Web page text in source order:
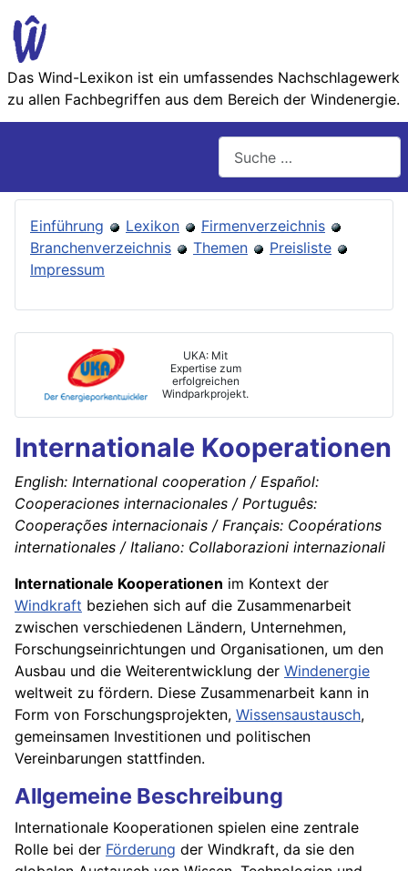
Das Wind-Lexikon ist ein umfassendes Nachschlage­werk
zu allen Fachbegriffen aus dem Bereich der Wind­energie.
Einführung Lexikon
Firmenverzeichnis
Branchenverzeichnis
Themen
Preisliste
Impressum
UKA: Mit
Expertise zum
erfolgreichen
Windparkprojekt.
Internationale Kooperationen
English: International cooperation / Español:
Cooperaciones internacionales / Português:
Cooperações internacionais / Français: Coopérations
internationales / Italiano: Collaborazioni internazionali
Internationale Kooperationen im Kontext der
Windkraft beziehen sich auf die Zusammenarbeit
zwischen verschiedenen Ländern, Unternehmen,
Forschungseinrichtungen und Organisationen, um den
Ausbau und die Weiterentwicklung der Windenergie
weltweit zu fördern. Diese Zusammenarbeit kann in
Form von Forschungsprojekten, Wissensaustausch,
gemeinsamen Investitionen und politischen
Vereinbarungen stattfinden.
Allgemeine Beschreibung
Internationale Kooperationen spielen eine zentrale
Rolle bei der Förderung der Windkraft, da sie den